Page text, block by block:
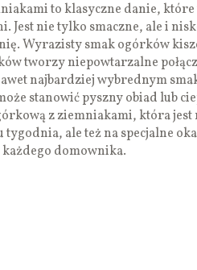
to klasyczne danie,
Jest nie tylko smaczne, ale i
Wyrazisty smak ogórków
tworzy niepowtarzalne
najbardziej wybrednym
stanowić pyszny obiad lub
z ziemniakami, która
ale też na specjalne
domownika.